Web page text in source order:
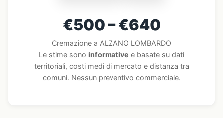
€500 – €640
Cremazione a ALZANO LOMBARDO
Le stime sono informative e basate su dati
territoriali, costi medi di mercato e distanza tra
comuni. Nessun preventivo commerciale.